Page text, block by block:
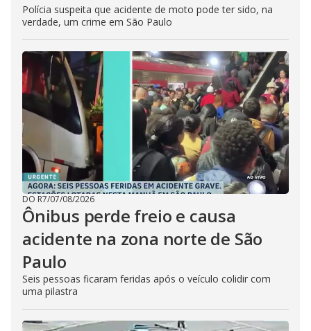
Polícia suspeita que acidente de moto pode ter sido, na
verdade, um crime em São Paulo
DO R7/07/08/2026
Ônibus perde freio e causa
acidente na zona norte de São
Paulo
Seis pessoas ficaram feridas após o veículo colidir com
uma pilastra